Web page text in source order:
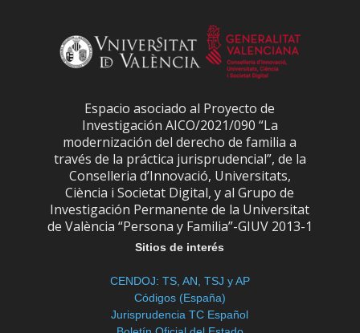
Espacio asociado al Proyecto de
Investigación AICO/2021/090 “La
modernización del derecho de familia a
través de la práctica jurisprudencial”, de la
Conselleria d’Innovació, Universitats,
Ciència i Societat Digital, y al Grupo de
Investigación Permanente de la Universitat
de València “Persona y Familia”-GIUV 2013-1
Sitios de interés
CENDOJ: TS, AN, TSJ y AP
Códigos (España)
Jurisprudencia TC Español